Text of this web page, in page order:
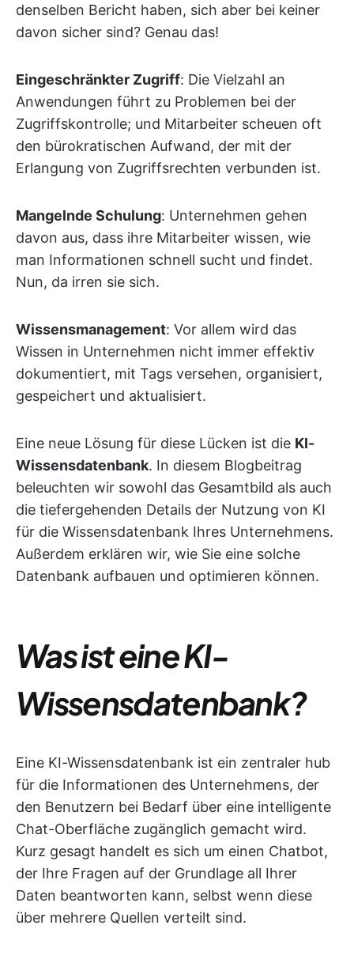
denselben Bericht haben, sich aber bei keiner
davon sicher sind? Genau das!
Eingeschränkter Zugriff: Die Vielzahl an
Anwendungen führt zu Problemen bei der
Zugriffskontrolle; und Mitarbeiter scheuen oft
den bürokratischen Aufwand, der mit der
Erlangung von Zugriffsrechten verbunden ist.
Mangelnde Schulung: Unternehmen gehen
davon aus, dass ihre Mitarbeiter wissen, wie
man Informationen schnell sucht und findet.
Nun, da irren sie sich.
Wissensmanagement: Vor allem wird das
Wissen in Unternehmen nicht immer effektiv
dokumentiert, mit Tags versehen, organisiert,
gespeichert und aktualisiert.
Eine neue Lösung für diese Lücken ist die KI-
Wissensdatenbank. In diesem Blogbeitrag
beleuchten wir sowohl das Gesamtbild als auch
die tiefergehenden Details der Nutzung von KI
für die Wissensdatenbank Ihres Unternehmens.
Außerdem erklären wir, wie Sie eine solche
Datenbank aufbauen und optimieren können.
Was ist eine KI-
Wissensdatenbank?
Eine KI-Wissensdatenbank ist ein zentraler hub
für die Informationen des Unternehmens, der
den Benutzern bei Bedarf über eine intelligente
Chat-Oberfläche zugänglich gemacht wird.
Kurz gesagt handelt es sich um einen Chatbot,
der Ihre Fragen auf der Grundlage all Ihrer
Daten beantworten kann, selbst wenn diese
über mehrere Quellen verteilt sind.